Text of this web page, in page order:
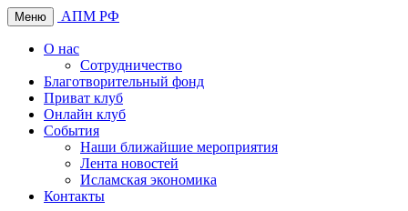
Меню АПМ РФ
О нас
Сотрудничество
Благотворительный фонд
Приват клуб
Онлайн клуб
События
Наши ближайшие мероприятия
Лента новостей
Исламская экономика
Контакты